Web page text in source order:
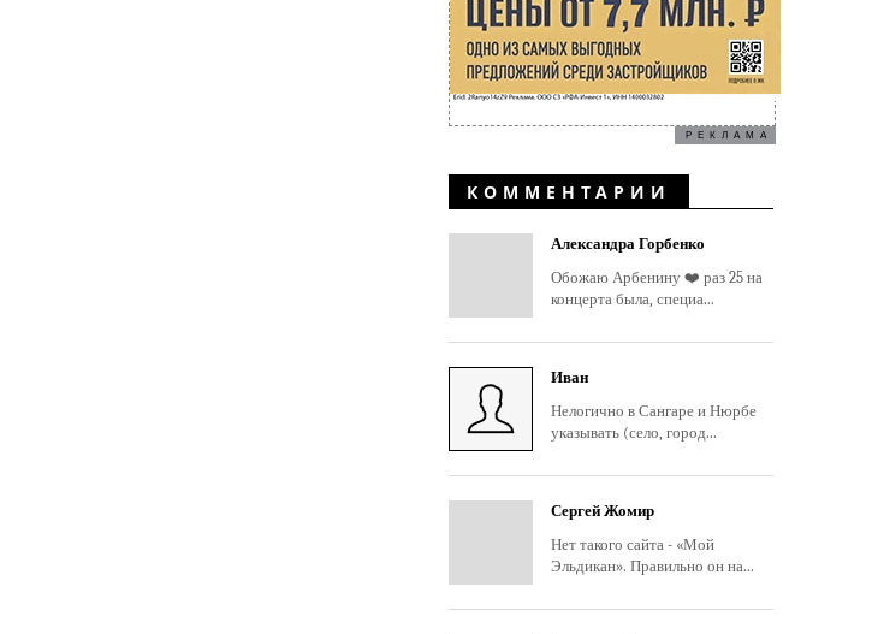
РЕКЛАМА
КОММЕНТАРИИ
Александра Горбенко
Обожаю Арбенину ❤️ раз 25 на
концерта была, специа...
Иван
Нелогично в Сангаре и Нюрбе
указывать (село, город...
Сергей Жомир
Нет такого сайта - «Мой
Эльдикан». Правильно он на...